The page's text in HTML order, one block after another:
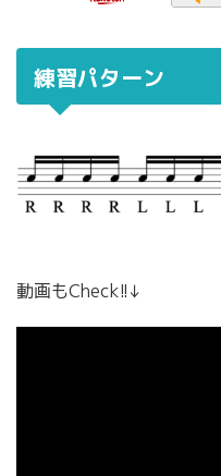
練習パターン
動画もCheck!!↓